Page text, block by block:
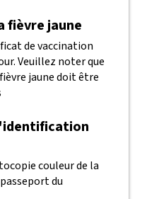
fièvre jaune
de vaccination
Veuillez noter que
jaune doit être
couleur de la
du